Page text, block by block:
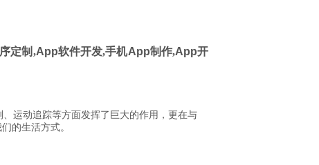
定制,App软件开发,手机App制作,App开
运动追踪等方面发挥了巨大的作用，更在与
的生活方式。